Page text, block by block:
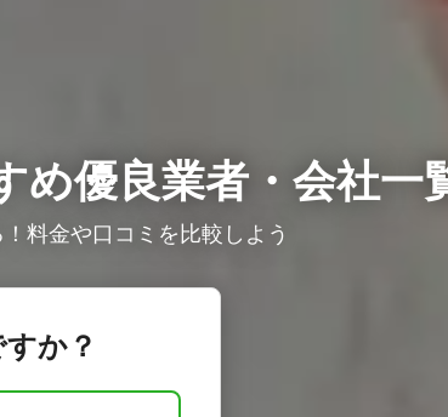
め優良業者・会社一
料金や口コミを比較しよう
か？